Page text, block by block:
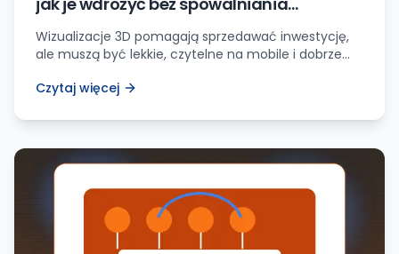
sprzedaży
Wizualizacje 3D pomagają sprzedawać inwestycję,
ale muszą być lekkie, czytelne na mobile i dobrze
model wdrożenia.
Czytaj więcej